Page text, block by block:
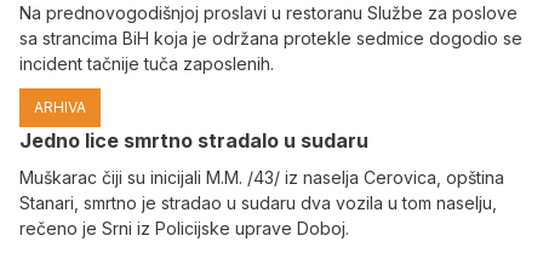
Na prednovogodišnjoj proslavi u restoranu Službe za poslove
sa strancima BiH koja je održana protekle sedmice dogodio se
incident tačnije tuča zaposlenih.
ARHIVA
Јedno lice smrtno stradalo u sudaru
Muškarac čiji su inicijali M.M. /43/ iz naselja Cerovica, opština
Stanari, smrtno je stradao u sudaru dva vozila u tom naselju,
rečeno je Srni iz Policijske uprave Doboj.